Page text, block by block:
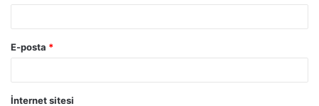
E-posta *
İnternet sitesi